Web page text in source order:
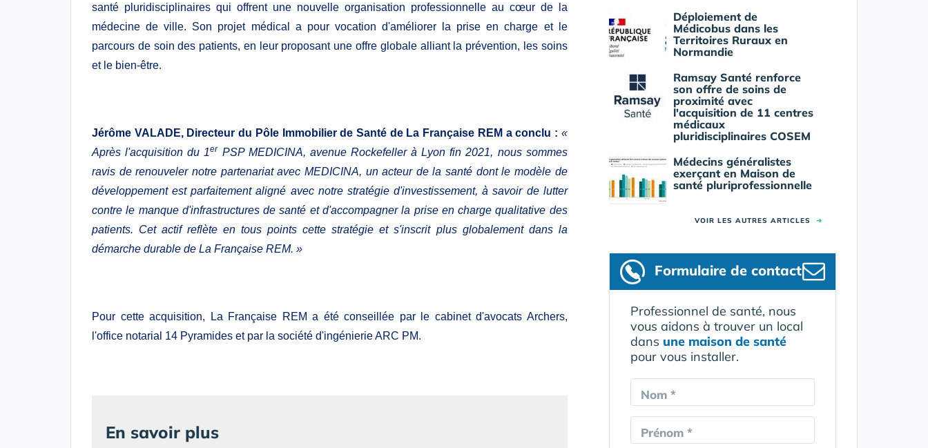
santé pluridisciplinaires qui offrent une nouvelle organisation professionnelle au cœur de la
médecine de ville. Son projet médical a pour vocation d'améliorer la prise en charge et le
parcours de soin des patients, en leur proposant une offre globale alliant la prévention, les soins
et le bien-être.
Jérôme VALADE, Directeur du Pôle Immobilier de Santé de La Française REM a conclu : «
Après l'acquisition du 1er PSP MEDICINA, avenue Rockefeller à Lyon fin 2021, nous sommes
ravis de renouveler notre partenariat avec MEDICINA, un acteur de la santé dont le modèle de
développement est parfaitement aligné avec notre stratégie d'investissement, à savoir de lutter
contre le manque d'infrastructures de santé et d'accompagner la prise en charge qualitative des
patients. Cet actif reflète en tous points cette stratégie et s'inscrit plus globalement dans la
démarche durable de La Française REM. »
Pour cette acquisition, La Française REM a été conseillée par le cabinet d'avocats Archers,
l'office notarial 14 Pyramides et par la société d'ingénierie ARC PM.
En savoir plus
Déploiement de
Médicobus dans les
Territoires Ruraux en
Normandie
Ramsay Santé renforce
son offre de soins de
proximité avec
l'acquisition de 11 centres
médicaux
pluridisciplinaires COSEM
Médecins généralistes
exerçant en Maison de
santé pluriprofessionnelle
VOIR LES AUTRES ARTICLES ➜
Formulairede contact
Professionnel de santé, nous
vous aidons à trouver un local
dans une maison de santé
pour vous installer.
Nom *
Prénom *